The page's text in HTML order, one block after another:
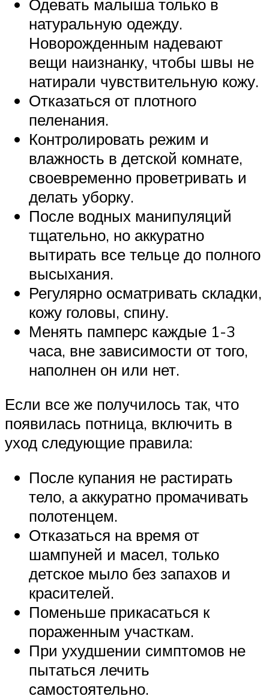
Одевать малыша только в
натуральную одежду.
Новорожденным надевают
вещи наизнанку, чтобы швы не
натирали чувствительную кожу.
Отказаться от плотного
пеленания.
Контролировать режим и
влажность в детской комнате,
своевременно проветривать и
делать уборку.
После водных манипуляций
тщательно, но аккуратно
вытирать все тельце до полного
высыхания.
Регулярно осматривать складки,
кожу головы, спину.
Менять памперс каждые 1-3
часа, вне зависимости от того,
наполнен он или нет.
Если все же получилось так, что
появилась потница, включить в
уход следующие правила:
После купания не растирать
тело, а аккуратно промачивать
полотенцем.
Отказаться на время от
шампуней и масел, только
детское мыло без запахов и
красителей.
Поменьше прикасаться к
пораженным участкам.
При ухудшении симптомов не
пытаться лечить
самостоятельно.